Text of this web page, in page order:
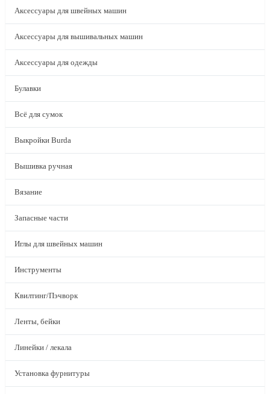
Аксессуары для швейных машин
Аксессуары для вышивальных машин
Аксессуары для одежды
Булавки
Всё для сумок
Выкройки Burda
Вышивка ручная
Вязание
Запасные части
Иглы для швейных машин
Инструменты
Квилтинг/Пэчворк
Ленты, бейки
Линейки / лекала
Установка фурнитуры